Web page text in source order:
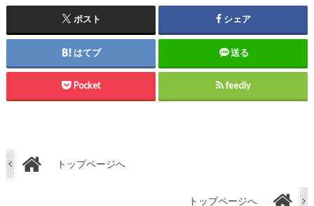
ポスト シェア
はてブ 送る
Pocket feedly
トップページへ
トップページへ